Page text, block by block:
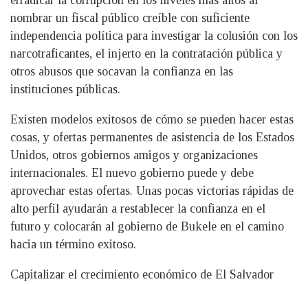
nombrar un fiscal público creíble con suficiente
independencia política para investigar la colusión con los
narcotraficantes, el injerto en la contratación pública y
otros abusos que socavan la confianza en las
instituciones públicas.
Existen modelos exitosos de cómo se pueden hacer estas
cosas, y ofertas permanentes de asistencia de los Estados
Unidos, otros gobiernos amigos y organizaciones
internacionales. El nuevo gobierno puede y debe
aprovechar estas ofertas. Unas pocas victorias rápidas de
alto perfil ayudarán a restablecer la confianza en el
futuro y colocarán al gobierno de Bukele en el camino
hacia un término exitoso.
Capitalizar el crecimiento económico de El Salvador